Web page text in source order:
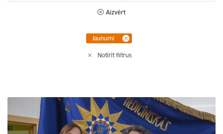
Aizvērt
Jaunumi
Notīrīt filtrus